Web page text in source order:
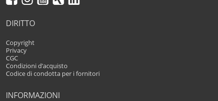
DIRITTO
Copyright
Privacy
CGC
Condizioni d’acquisto
Codice di condotta per i fornitori
INFORMAZIONI